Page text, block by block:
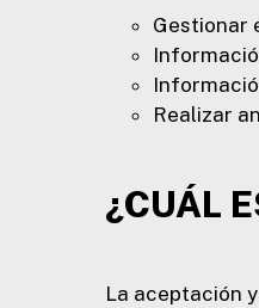
Gestionar
Realizar
¿CUÁL
La aceptación